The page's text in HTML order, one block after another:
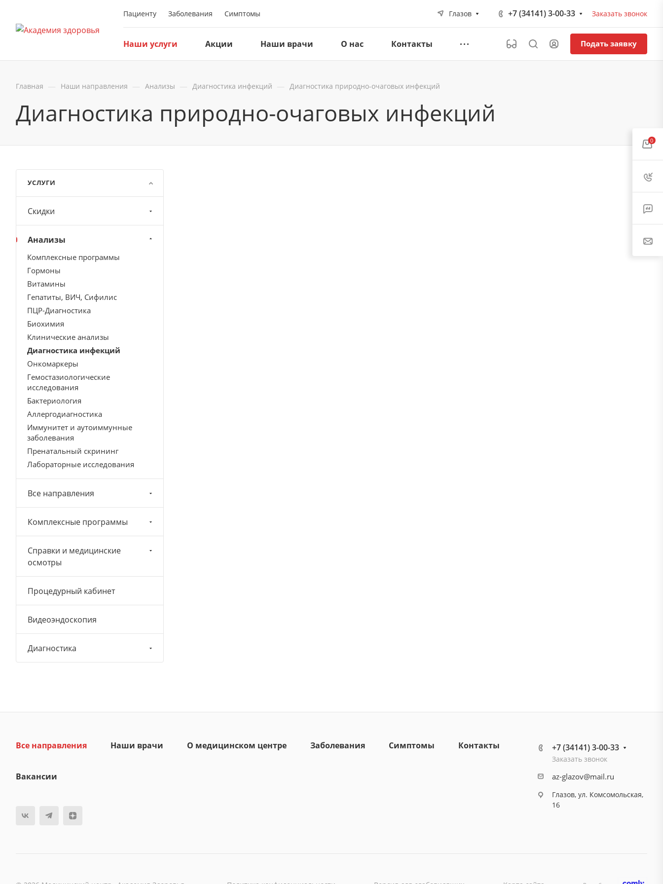
Пациенту Заболевания Симптомы Глазов +7 (34141) 3-00-33 Заказать звонок
Наши услуги Акции Наши врачи О нас Контакты Подать заявку
Главная — Наши направления — Анализы — Диагностика инфекций — Диагностика природно-очаговых инфекций
Диагностика природно-очаговых инфекций
УСЛУГИ
Скидки
Анализы
Комплексные программы
Гормоны
Витамины
Гепатиты, ВИЧ, Сифилис
ПЦР-Диагностика
Биохимия
Клинические анализы
Диагностика инфекций
Онкомаркеры
Гемостазиологические
исследования
Бактериология
Аллергодиагностика
Иммунитет и аутоиммунные
заболевания
Пренатальный скрининг
Лабораторные исследования
Все направления
Комплексные программы
Справки и медицинские
осмотры
Процедурный кабинет
Видеоэндоскопия
Диагностика
Все направления Наши врачи О медицинском центре Заболевания Симптомы Контакты
Вакансии
+7 (34141) 3-00-33
Заказать звонок
az-glazov@mail.ru
Глазов, ул. Комсомольская,
16
0